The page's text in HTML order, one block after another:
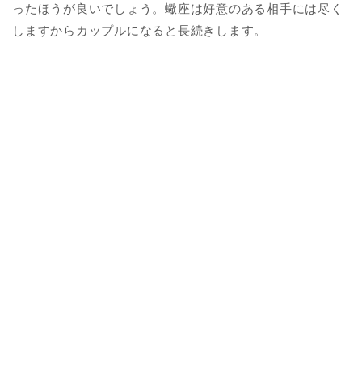
ったほうが良いでしょう。蠍座は好意のある相手には尽く
しますからカップルになると長続きします。